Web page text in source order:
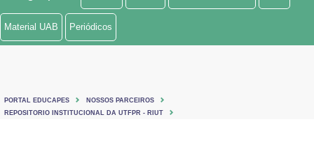
Ministério de Minas e Energia
Ministério do Turismo
Material UAB Periódicos
PORTAL EDUCAPES
NOSSOS PARCEIROS
REPOSITORIO INSTITUCIONAL DA UTFPR - RIUT